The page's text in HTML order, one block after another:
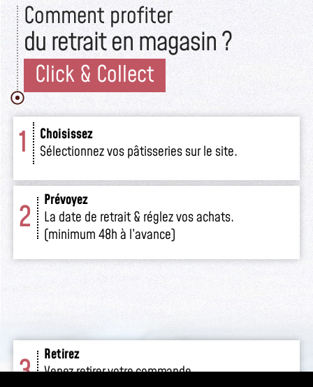
Comment profiter
du retrait en magasin ?
Click & Collect
1
Choisissez
Sélectionnez vos pâtisseries sur le site.
2
Prévoyez
La date de retrait & réglez vos achats.
(minimum 48h à l’avance)